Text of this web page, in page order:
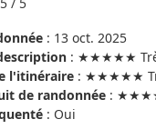
: 13 oct. 2025
: ★★★★★
l'itinéraire : ★★★★★
de randonnée :
: Oui